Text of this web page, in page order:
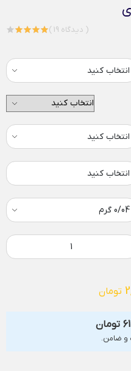
( 19 دیدگاه )
انتخاب کنید
تومان
تومان